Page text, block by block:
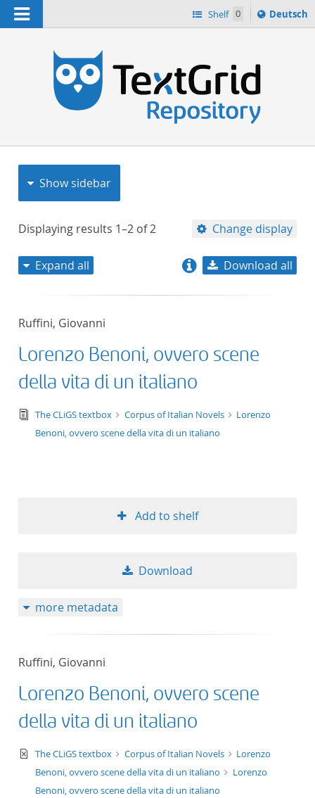
Navigation Shelf 0
Sprache
ï¿½ndern
Deutsch
Show sidebar
Displaying results 1–2 of2 Change display
title descending
Expand all Download all
Ruffini, Giovanni
Lorenzo Benoni, ovvero scene
della vita di un italiano
text/tg.edition+tg.aggregation+xml
The CLiGS textbox Corpus of Italian Novels
Lorenzo
Benoni, ovvero scene della vita di un italiano
Add to shelf
Download
more metadata
Ruffini, Giovanni
Lorenzo Benoni, ovvero scene
della vita di un italiano
text/xml
The CLiGS textbox Corpus of Italian Novels
Lorenzo
Benoni, ovvero scene della vita di un italiano
Lorenzo
Benoni, ovvero scene della vita di un italiano